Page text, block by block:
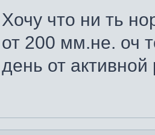
Хочу что ни ть
от 200 мм.не. оч
день от